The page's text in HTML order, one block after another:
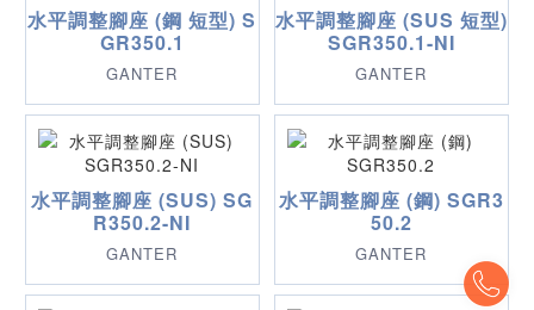
水平調整腳座 (鋼 短型) S
GR350.1
GANTER
水平調整腳座 (SUS 短型)
SGR350.1-NI
GANTER
水平調整腳座 (SUS) SG
R350.2-NI
GANTER
水平調整腳座 (鋼) SGR3
50.2
GANTER